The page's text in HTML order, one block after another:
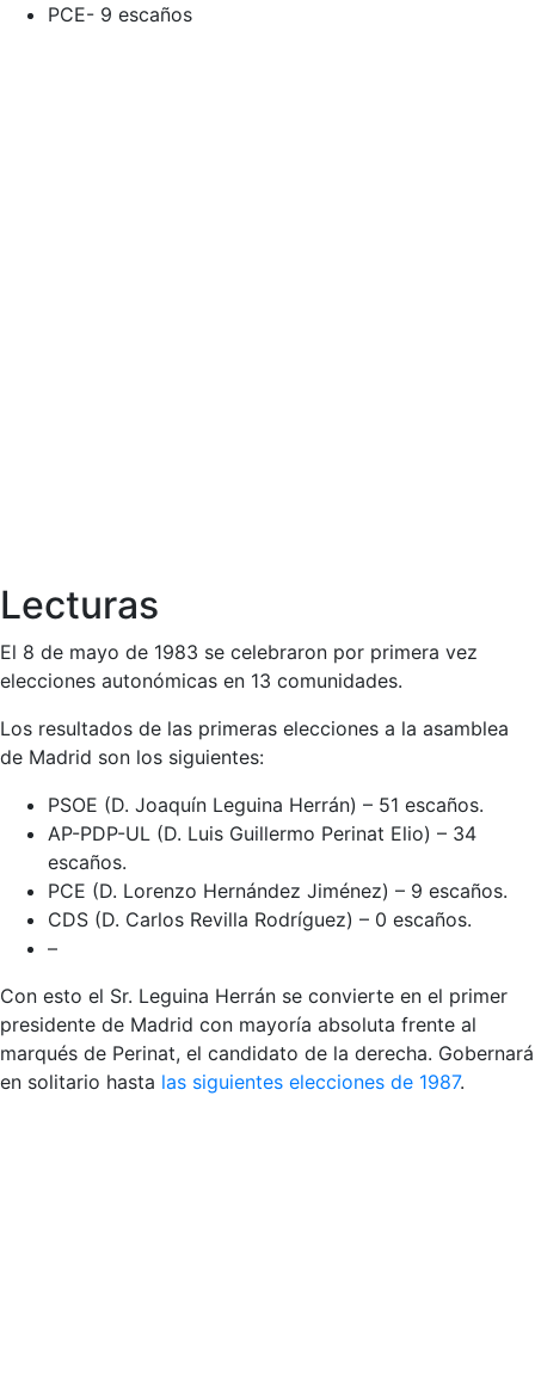
PCE- 9 escaños
Lecturas
El 8 de mayo de 1983 se celebraron por primera vez
elecciones autonómicas en 13 comunidades.
Los resultados de las primeras elecciones a la asamblea
de Madrid son los siguientes:
PSOE (D. Joaquín Leguina Herrán) – 51 escaños.
AP-PDP-UL (D. Luis Guillermo Perinat Elio) – 34
escaños.
PCE (D. Lorenzo Hernández Jiménez) – 9 escaños.
CDS (D. Carlos Revilla Rodríguez) – 0 escaños.
–
Con esto el Sr. Leguina Herrán se convierte en el primer
presidente de Madrid con mayoría absoluta frente al
marqués de Perinat, el candidato de la derecha. Gobernará
en solitario hasta las siguientes elecciones de 1987.